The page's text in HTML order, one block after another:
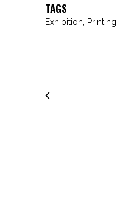
TAGS
Exhibition, Printing